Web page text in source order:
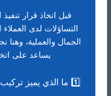
قبل اتخاذ قرار
التساؤلات لدى
الجمال والعملية،
يساعد على
1️⃣ ما الذي يميز